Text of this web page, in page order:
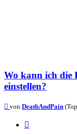
Wo kann ich die
einstellen?
Beitrag
von DeathAndPain